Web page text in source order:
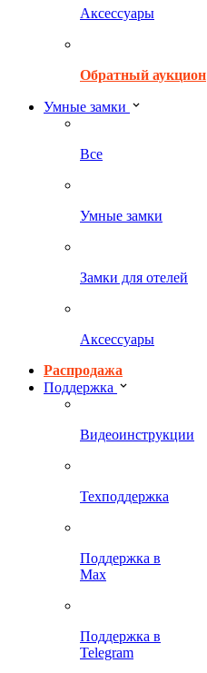
Аксессуары
Обратный аукцион
Умные замки
Все
Умные замки
Замки для отелей
Аксессуары
Распродажа
Поддержка
Видеоинструкции
Техподдержка
Поддержка в
Max
Поддержка в
Telegram